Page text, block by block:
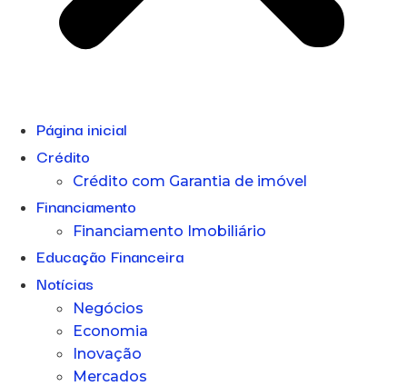
Página inicial
Crédito
Crédito com Garantia de imóvel
Financiamento
Financiamento Imobiliário
Educação Financeira
Notícias
Negócios
Economia
Inovação
Mercados